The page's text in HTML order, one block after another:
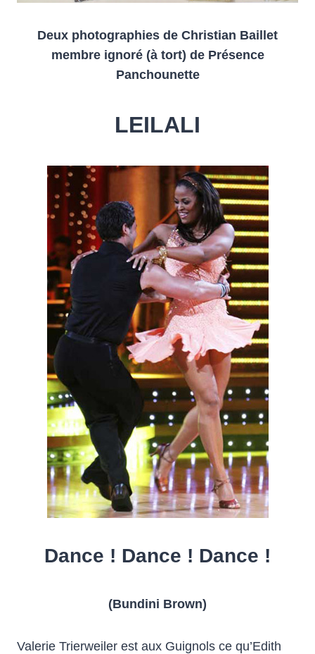
Deux photographies de Christian Baillet
membre ignoré (à tort) de Présence
Panchounette
LEILALI
Dance ! Dance ! Dance !
(Bundini Brown)
Valerie Trierweiler est aux Guignols ce qu’Edith